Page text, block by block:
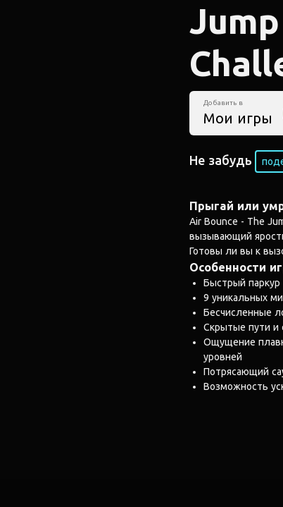
Добавить в
Мои игры
Не забудь
Прыгай или
Air Bounce - The
вызывающий
Готовы ли вы к
Особенности
Быстрый паркур
9 уникальных
Бесчисленные
Скрытые пути и
Ощущение
уровней
Потрясающий
Возможность